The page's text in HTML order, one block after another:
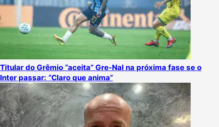
Titular do Grêmio “aceita” Gre-Nal na próxima fase se o
Inter passar: “Claro que anima”